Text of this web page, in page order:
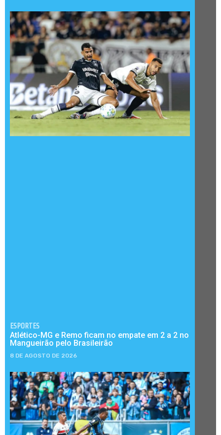
ESPORTES
Atlético-MG e Remo ficam no empate em 2 a 2 no
Mangueirão pelo Brasileirão
8 DE AGOSTO DE 2026